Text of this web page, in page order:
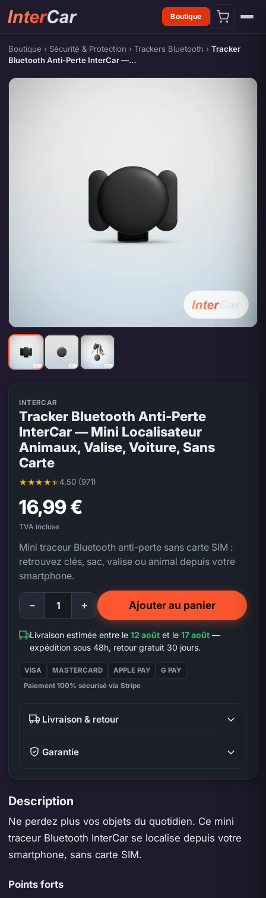
Boutique
Boutique › Sécurité & Protection › Trackers Bluetooth › Tracker
Bluetooth Anti-Perte InterCar —…
INTERCAR
Tracker Bluetooth Anti-Perte
InterCar — Mini Localisateur
Animaux, Valise, Voiture, Sans
Carte
4,50 (971)
Note moyenne 4,50 sur 5, 971 évaluations
16,99 €
TVA incluse
Mini traceur Bluetooth anti-perte sans carte SIM :
retrouvez clés, sac, valise ou animal depuis votre
smartphone.
− + Ajouter au panier
Livraison estimée entre le12 août et le17 août —
expédition sous 48h, retour gratuit 30 jours.
VISA MASTERCARD APPLE PAY
G PAY
Paiement 100% sécurisé via Stripe
Livraison & retour
Garantie
Description
Ne perdez plus vos objets du quotidien. Ce mini
traceur Bluetooth InterCar se localise depuis votre
smartphone, sans carte SIM.
Points forts